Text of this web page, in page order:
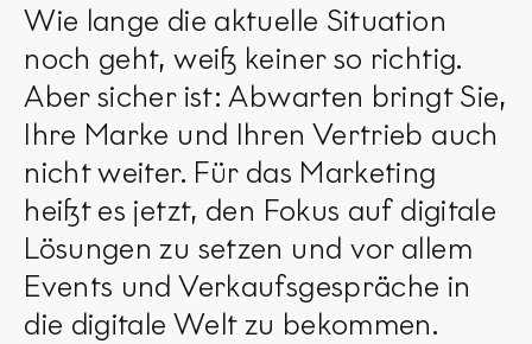
Wie lange die aktuelle Situation
noch geht, weiß keiner so richtig.
Aber sicher ist: Abwarten bringt Sie,
Ihre Marke und Ihren Vertrieb auch
nicht weiter. Für das Marketing
heißt es jetzt, den Fokus auf digitale
Lösungen zu setzen und vor allem
Events und Verkaufsgespräche in
die digitale Welt zu bekommen.